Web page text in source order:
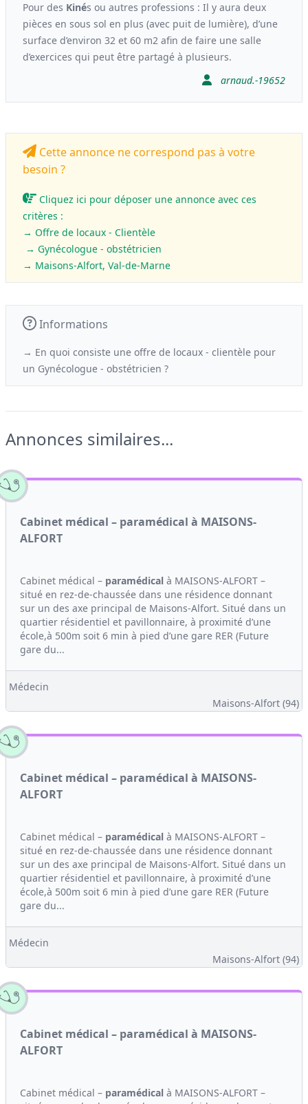
Pour des Kinés ou autres professions : Il y aura deux
pièces en sous sol en plus (avec puit de lumière), d’une
surface d’environ 32 et 60 m2 afin de faire une salle
d’exercices qui peut être partagé à plusieurs.
arnaud.-19652
Cette annonce ne correspond pas à votre
besoin ?
Cliquez ici pour déposer une annonce avec ces
critères :
→ Offre de locaux - Clientèle
→ Gynécologue - obstétricien
→ Maisons-Alfort, Val-de-Marne
Informations
→ En quoi consiste une offre de locaux - clientèle pour
un Gynécologue - obstétricien ?
Annonces similaires...
Cabinet médical – paramédical à MAISONS-
ALFORT
Cabinet médical – paramédical à MAISONS-ALFORT –
situé en rez-de-chaussée dans une résidence donnant
sur un des axe principal de Maisons-Alfort. Situé dans un
quartier résidentiel et pavillonnaire, à proximité d’une
école,à 500m soit 6 min à pied d’une gare RER (Future
gare du...
Médecin
Maisons-Alfort (94)
Cabinet médical – paramédical à MAISONS-
ALFORT
Cabinet médical – paramédical à MAISONS-ALFORT –
situé en rez-de-chaussée dans une résidence donnant
sur un des axe principal de Maisons-Alfort. Situé dans un
quartier résidentiel et pavillonnaire, à proximité d’une
école,à 500m soit 6 min à pied d’une gare RER (Future
gare du...
Médecin
Maisons-Alfort (94)
Cabinet médical – paramédical à MAISONS-
ALFORT
Cabinet médical – paramédical à MAISONS-ALFORT –